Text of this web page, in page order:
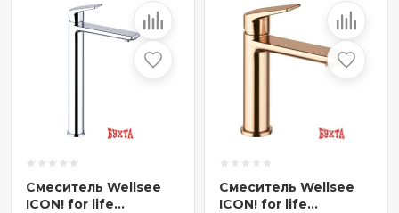
Смеситель Wellsee
ICON! for life
Смеситель Wellsee
ICON! for life